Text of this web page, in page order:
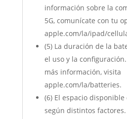
información sobre la
5G, comunícate con tu
apple.com/la/ipad/
(5) La duración de la
el uso y la
más información, visita
apple.com/la/batteries.
(6) El espacio
según distintos